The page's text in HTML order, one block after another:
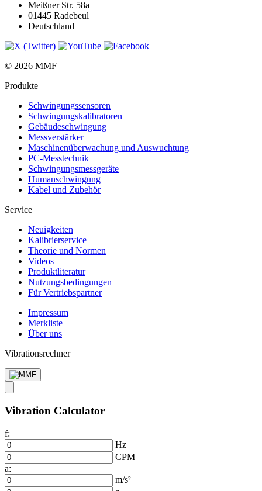
Meißner Str. 58a
01445 Radebeul
Deutschland
© 2026 MMF
Produkte
Schwingungs­sensoren
Schwingungs­kalibratoren
Gebäude­schwingung
Messverstärker
Maschinen­überwachung und Auswuchtung
PC-Messtechnik
Schwingungs­messgeräte
Human­schwingung
Kabel und Zubehör
Service
Neuigkeiten
Kalibrier­service
Theorie und Normen
Videos
Produkt­literatur
Nutzungs­bedingungen
Für Vertriebs­partner
Impressum
Merkliste
Über uns
Vibrationsrechner
Vibration Calculator
f:
Hz
CPM
a:
m/s²